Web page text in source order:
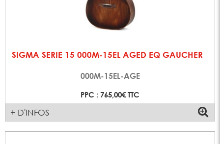
SIGMA SERIE 15 000M-15EL AGED EQ GAUCHER
000M-15EL-AGE
PPC : 765,00€ TTC
+ D'INFOS